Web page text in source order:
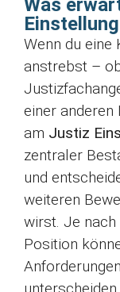
Was
Wenn du eine
anstrebst –
einer anderen
am Justiz
zentraler
und
weiteren
wirst. Je nach
Position